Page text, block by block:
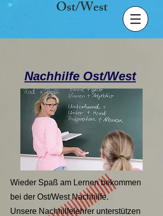
Ost/West
Nachhilfe Ost/West
Wieder Spaß am Lernen bekommen
bei der Ost/West Nachhilfe.
Unsere Nachhilfelehrer unterstützen